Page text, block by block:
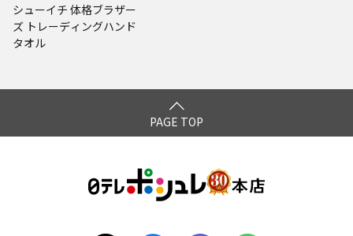
シューイチ 体格ブラザー
ズ トレーディングハンド
タオル
PAGE TOP